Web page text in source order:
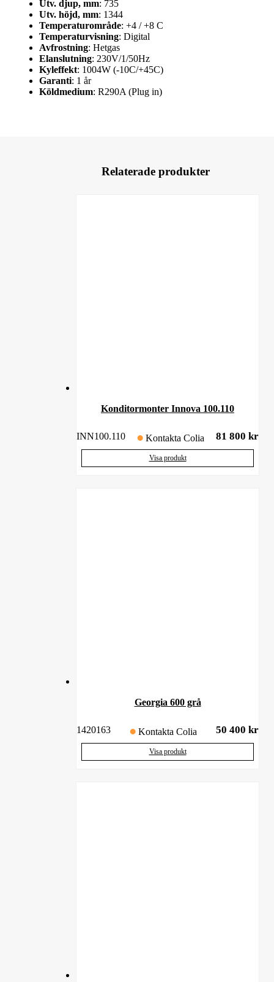
Utv. djup, mm: 735
Utv. höjd, mm: 1344
Temperaturområde: +4 / +8 C
Temperaturvisning: Digital
Avfrostning: Hetgas
Elanslutning: 230V/1/50Hz
Kyleffekt: 1004W (-10C/+45C)
Garanti: 1 år
Köldmedium: R290A (Plug in)
Relaterade produkter
Konditormonter Innova 100.110
INN100.110 Kontakta Colia 81 800 kr
Visa produkt
Georgia 600 grå
1420163 Kontakta Colia 50 400 kr
Visa produkt